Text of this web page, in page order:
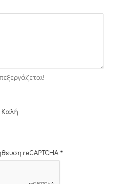
Καλή
reCAPTCHA